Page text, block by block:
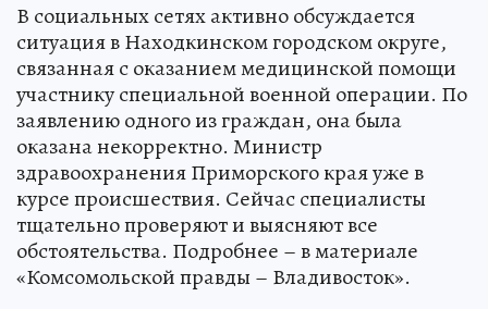
В социальных сетях активно обсуждается
ситуация в Находкинском городском округе,
связанная с оказанием медицинской помощи
участнику специальной военной операции. По
заявлению одного из граждан, она была
оказана некорректно. Министр
здравоохранения Приморского края уже в
курсе происшествия. Сейчас специалисты
тщательно проверяют и выясняют все
обстоятельства. Подробнее – в материале
«Комсомольской правды – Владивосток».